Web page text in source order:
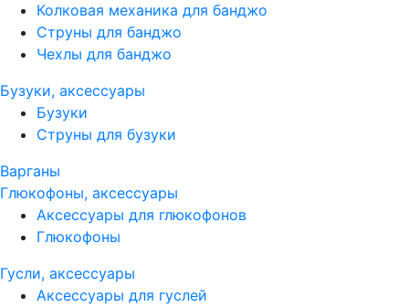
Колковая механика для банджо
Струны для банджо
Чехлы для банджо
Бузуки, аксессуары
Бузуки
Струны для бузуки
Варганы
Глюкофоны, аксессуары
Аксессуары для глюкофонов
Глюкофоны
Гусли, аксессуары
Аксессуары для гуслей